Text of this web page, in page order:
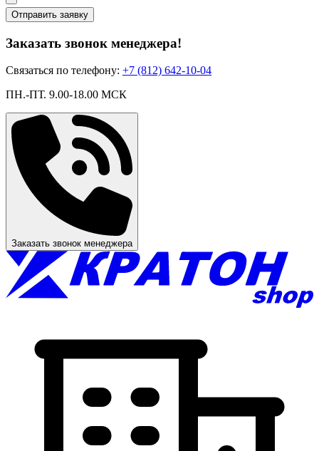
Отправить заявку
Заказать звонок менеджера!
Связаться по телефону: +7 (812) 642-10-04
ПН.-ПТ. 9.00-18.00 МСК
Заказать звонок менеджера